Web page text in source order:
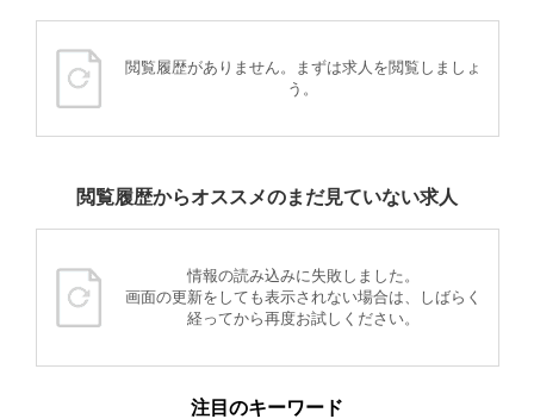
閲覧履歴がありません。まずは求人を閲覧しましょ
う。
閲覧履歴からオススメのまだ見ていない求人
情報の読み込みに失敗しました。
画面の更新をしても表示されない場合は、しばらく
経ってから再度お試しください。
注目のキーワード